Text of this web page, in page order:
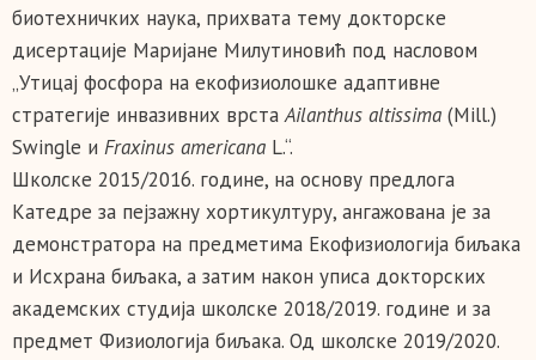
биотехничких наука, прихвата тему докторске
дисертације Маријане Милутиновић под насловом
„Утицај фосфора на екофизиолошке адаптивне
стратегије инвазивних врстаAilanthus altissima (Mill.)
Swingle и Fraxinus americana L.“.
Школске 2015/2016. године, на основу предлога
Катедре за пејзажну хортикултуру, ангажована је за
демонстратора на предметима Екофизиологија биљака
и Исхрана биљака, а затим након уписа докторских
академских студија школске 2018/2019. године и за
предмет Физиологија биљака. Од школске 2019/2020.